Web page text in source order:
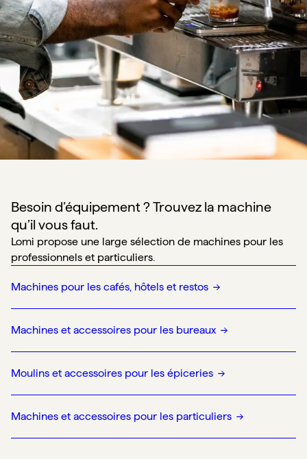
Besoin d’équipement ? Trouvez la machine
qu’il vous faut.
Lomi propose une large sélection de machines pour les
professionnels et particuliers.
Machines pour les cafés, hôtels et restos
Machines et accessoires pour les bureaux
Moulins et accessoires pour les épiceries
Machines et accessoires pour les particuliers